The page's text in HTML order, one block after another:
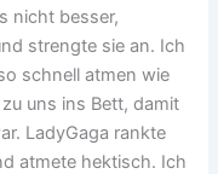
nicht besser,
strengte sie an. Ich
schnell atmen wie
uns ins Bett, damit
LadyGaga rankte
atmete hektisch. Ich